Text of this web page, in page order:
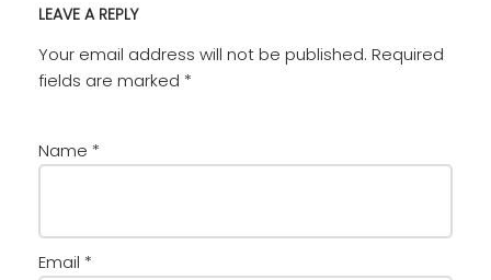
LEAVE A REPLY
Your email address will not be published. Required
fields are marked *
Name *
Email *